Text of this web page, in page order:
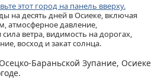
этот город на панель вверху.
на десять дней в Осиеке, включая
атмосферное давление,
ветра, видимость на дорогах,
восход и закат солнца.
Бараньской Зупание, Осиеке